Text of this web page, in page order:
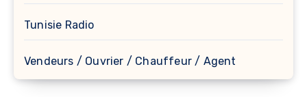
Tunisie Radio
Vendeurs / Ouvrier / Chauffeur / Agent